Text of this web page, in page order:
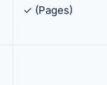
✓ (Pages)